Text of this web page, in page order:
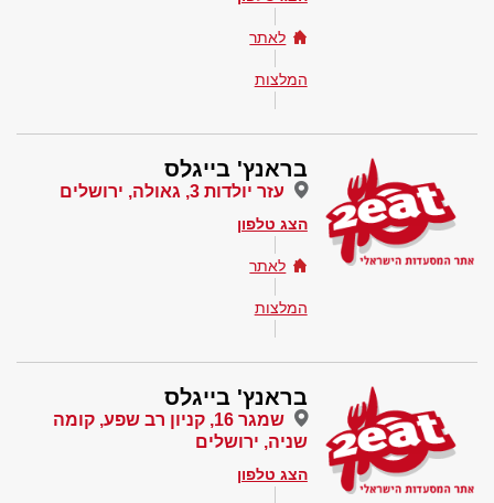
לאתר
המלצות
בראנץ' בייגלס
עזר יולדות 3, גאולה, ירושלים
הצג טלפון
לאתר
המלצות
בראנץ' בייגלס
שמגר 16, קניון רב שפע, קומה
שניה, ירושלים
הצג טלפון